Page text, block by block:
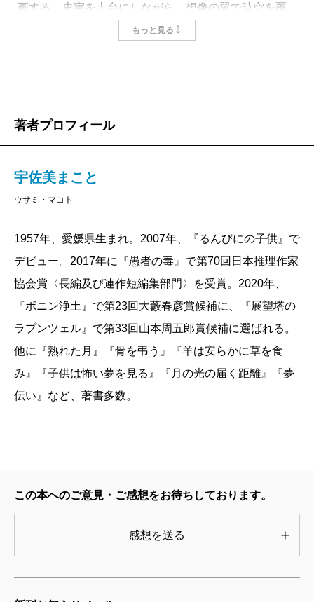
画する。史実を土台にしながら、想像の翼で時空を覆
う壮大なダーク・ファンタジーだ。
イリョウは嗣子である長兄など、邪魔者を皆殺しに
いる竜将軍に上り詰めた。その戦法は暴虐にして無慈
は、中国大陸最大の王朝である漢だ。しかし、王とし
て君臨するのが目的ではない。
夢見るは生きとし生けるものすべての滅亡。彼を突
き動かしていたのは、善悪すら超えた純粋な破壊欲だ
った。
だが、厄災を撒き散らす男の野望は、意外なところ
から崩れてしまう。強奪し、溺愛した女の正体が悪し
き白狐の精だったのである。さしもの竜将軍も妖気に
イリョウは、妖物の力を利用して“この世ならぬもの”に
もっと見る
著者プロフィール
宇佐美まこと
ウサミ・マコト
1957年、愛媛県生まれ。2007年、『るんびにの子供』で
デビュー。2017年に『愚者の毒』で第70回日本推理作家
協会賞〈長編及び連作短編集部門〉を受賞。2020年、
『ボニン浄土』で第23回大藪春彦賞候補に、『展望塔の
ラプンツェル』で第33回山本周五郎賞候補に選ばれる。
他に『熟れた月』『骨を弔う』『羊は安らかに草を食
み』『子供は怖い夢を見る』『月の光の届く距離』『夢
伝い』など、著書多数。
この本へのご意見・ご感想をお待ちしております。
感想を送る